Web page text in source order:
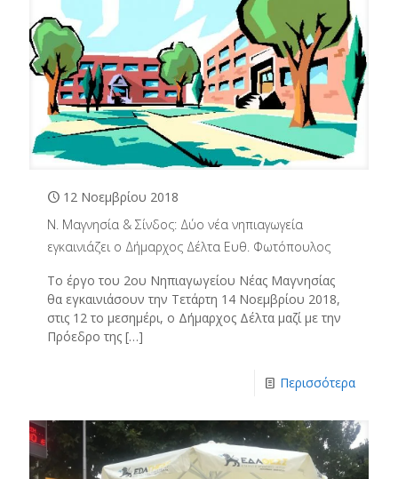
12 Νοεμβρίου 2018
Ν. Μαγνησία & Σίνδος: Δύο νέα νηπιαγωγεία
εγκαινιάζει ο Δήμαρχος Δέλτα Ευθ. Φωτόπουλος
Το έργο του 2ου Νηπιαγωγείου Νέας Μαγνησίας
θα εγκαινιάσουν την Τετάρτη 14 Νοεμβρίου 2018,
στις 12 το μεσημέρι, ο Δήμαρχος Δέλτα μαζί με την
Πρόεδρο της […]
Περισσότερα